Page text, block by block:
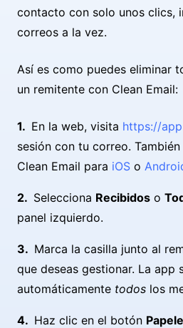
contacto con solo unos clics,
correos a la vez.
Así es como puedes eliminar
un remitente con Clean Email:
En la web, visita https://
sesión con tu correo.
Clean Email para iOS o
Selecciona Recibidos o
panel izquierdo.
Marca la casilla junto al
que deseas gestionar. La app
automáticamente todos los
Haz clic en el botón